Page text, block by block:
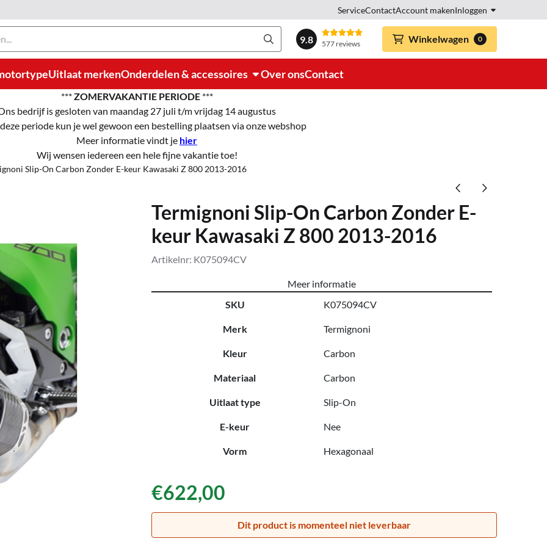
ServiceContactAccount makenInloggen
9.8 577 reviews Winkelwagen 0
Uitlaat merkenOnderdelen & accessoires Over onsContact
***ZOMERVAKANTIE PERIODE***
bedrijf is gesloten van maandag 27 juli t/m vrijdag 14 augustus
periode kun je wel gewoon een bestelling plaatsen via onze webshop
Meer informatie vindt je hier
Wij wensen iedereen een hele fijne vakantie toe!
Slip-On Carbon Zonder E-keur Kawasaki Z 800 2013-2016
Termignoni Slip-On Carbon Zonder E-
keur Kawasaki Z 800 2013-2016
Artikelnr: K075094CV
Meer informatie
SKU
K075094CV
Merk Termignoni
Kleur Carbon
Materiaal Carbon
Uitlaat type Slip-On
E-keur Nee
Vorm Hexagonaal
€622,00
Dit product is momenteel niet leverbaar